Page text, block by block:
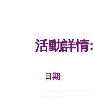
活動詳情:
日期